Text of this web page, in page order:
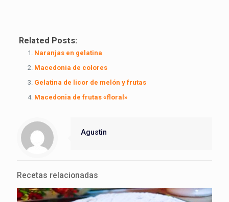
Related Posts:
Naranjas en gelatina
Macedonia de colores
Gelatina de licor de melón y frutas
Macedonia de frutas «floral»
Agustin
Recetas relacionadas